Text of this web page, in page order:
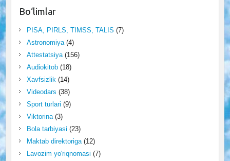
Bo‘limlar
PISA, PIRLS, TIMSS, TALIS (7)
Astronomiya(4)
Attestatsiya(156)
Audiokitob(18)
Xavfsizlik (14)
Videodars (38)
Sport turlari (9)
Viktorina(3)
Bola tarbiyasi (23)
Maktab direktoriga(12)
Lavozim yo'riqnomasi (7)